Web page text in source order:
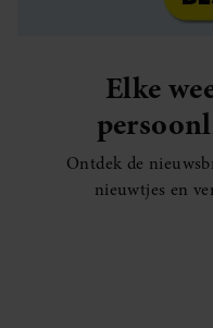
Elke
Ontdek de
nieuwtjes en